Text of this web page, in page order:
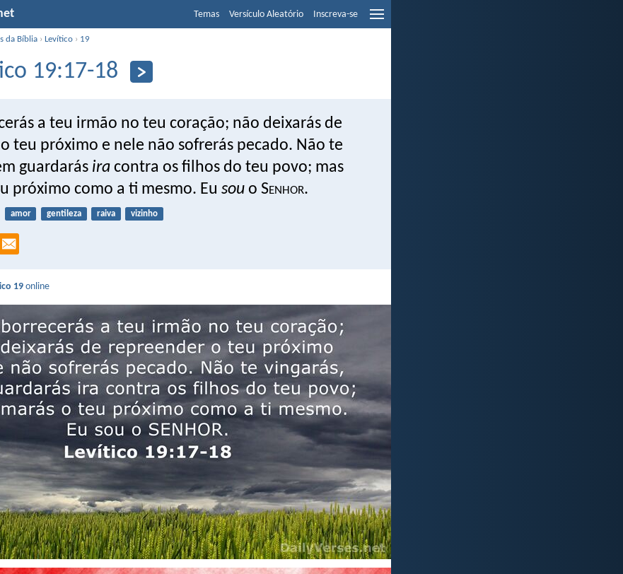
Temas Versículo Aleatório Inscreva-se
da Bíblia ›Levítico › 19
19:17-18
a teu irmão no teu coração; não deixarás de
teu próximo e nele não sofrerás pecado. Não te
guardarás ira contra os filhos do teu povo; mas
próximo como a ti mesmo. Eu sou o Senhor.
amor gentileza raiva vizinho
19online